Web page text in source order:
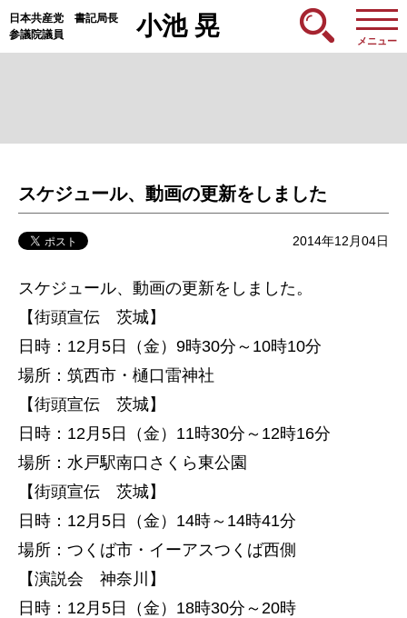
日本共産党 書記局長
参議院議員
小池 晃
メニュー
スケジュール、動画の更新をしました
2014年12月04日
スケジュール、動画の更新をしました。
【街頭宣伝 茨城】
日時：12月5日（金）9時30分～10時10分
場所：筑西市・樋口雷神社
【街頭宣伝 茨城】
日時：12月5日（金）11時30分～12時16分
場所：水戸駅南口さくら東公園
【街頭宣伝 茨城】
日時：12月5日（金）14時～14時41分
場所：つくば市・イーアスつくば西側
【演説会 神奈川】
日時：12月5日（金）18時30分～20時